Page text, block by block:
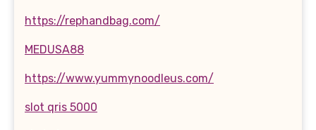
https://rephandbag.com/
MEDUSA88
https://www.yummynoodleus.com/
slot qris 5000